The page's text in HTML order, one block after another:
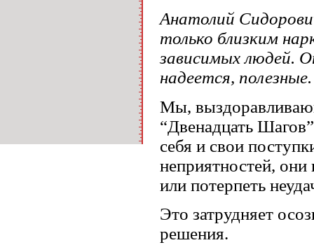
Анатолий
только близким
зависимых людей.
надеется, полезные.
Мы,
“Двенадцать
себя и свои
неприятностей,
или потерпеть
Это затрудняет
решения.